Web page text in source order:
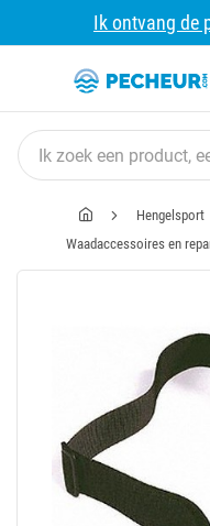
Ik ontvang de
Hengelsport
Waadaccessoires en